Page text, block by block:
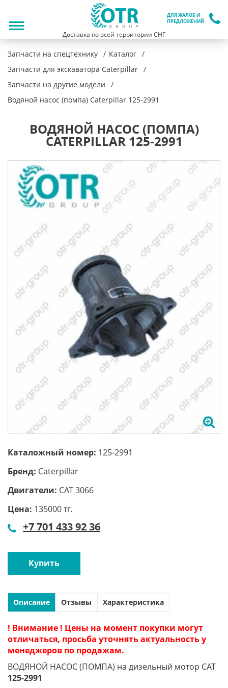
ДЛЯ ЖАЛОБ И
ПРЕДЛОЖЕНИЙ
Доставка по всей территории СНГ
Запчасти на спецтехнику
Каталог
Запчасти для экскаватора Caterpillar
Запчасти на другие модели
Водяной насос (помпа) Caterpillar 125-2991
ВОДЯНОЙ НАСОС (ПОМПА)
CATERPILLAR 125-2991
Каталожный номер: 125-2991
Бренд: Caterpillar
Двигатели: CAT 3066
Цена: 135000 тг.
+7 701 433 92 36
Купить
Описание Отзывы Характеристика
! Внимание ! Цены на момент покупки могут
отличаться, просьба уточнять актуальность у
менеджеров по продажам.
ВОДЯНОЙ НАСОС (ПОМПА) на дизельный мотор CAT
125-2991